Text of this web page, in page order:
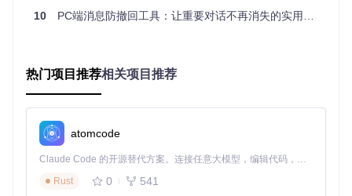
验证与使用
✅ 步骤验证：检查消息是否仍然可见，确认"已撤回"提示
场景化价值：从个人到企业的信息保护
商务沟通场景
客户通过微信发送的报价信息、合同细节等重要商业内容，即
使对方撤回，您仍能完整保留原始记录，为商务谈判提供可靠
10 PC端消息防撤回工具：让重要对话不再消失的实用方案
热门项目推荐相关项目推荐
atomcode
Claude Code 的开源替代方案。连接任意大模型，编辑代码，运行命令，自动验证 — 全自动执行。用 Rust 构建，极致性能。 ｜ An open-source alternative to Claude Code. Connect any LLM, edit code, run commands, and verify changes — autonomously. Built in Rust for speed. Get Started
Rust
0 541